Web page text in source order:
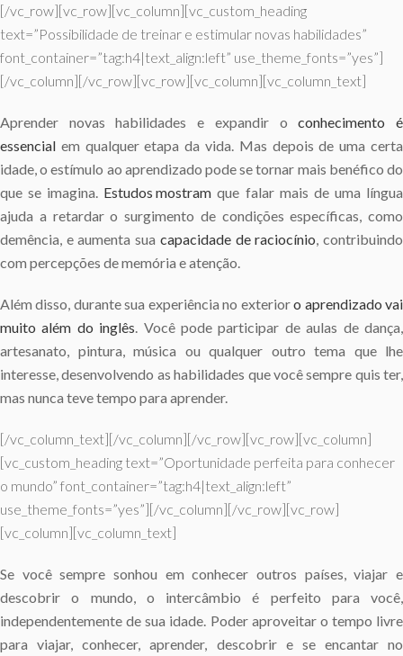
[/vc_row][vc_row][vc_column][vc_custom_heading
text=”Possibilidade de treinar e estimular novas habilidades”
font_container=”tag:h4|text_align:left” use_theme_fonts=”yes”]
[/vc_column][/vc_row][vc_row][vc_column][vc_column_text]
Aprender novas habilidades e expandir oconhecimento é
essencial em qualquer etapa da vida. Mas depois de uma certa
idade, o estímulo ao aprendizado pode se tornar mais benéfico do
que se imagina. Estudos mostram que falar mais de uma língua
ajuda a retardar o surgimento de condições específicas, como
demência, e aumenta sua capacidade de raciocínio , contribuindo
com percepções de memória e atenção.
Além disso, durante sua experiência no exterioro aprendizado vai
muito além do inglês . Você pode participar de aulas de dança,
artesanato, pintura, música ou qualquer outro tema que lhe
interesse, desenvolvendo as habilidades que você sempre quis ter,
mas nunca teve tempo para aprender.
[/vc_column_text][/vc_column][/vc_row][vc_row][vc_column]
[vc_custom_heading text=”Oportunidade perfeita para conhecer
o mundo” font_container=”tag:h4|text_align:left”
use_theme_fonts=”yes”][/vc_column][/vc_row][vc_row]
[vc_column][vc_column_text]
Se você sempre sonhou em conhecer outros países, viajar e
descobrir o mundo, o intercâmbio é perfeito para você,
independentemente de sua idade. Poder aproveitar o tempo livre
para viajar, conhecer, aprender, descobrir e se encantar no